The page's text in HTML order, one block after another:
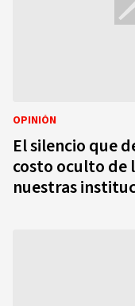
OPINIÓN
El silencio que
costo oculto de
nuestras